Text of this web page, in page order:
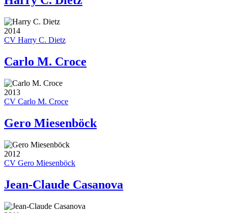
2014
CV Harry C. Dietz
Carlo M. Croce
2013
CV Carlo M. Croce
Gero Miesenböck
2012
CV Gero Miesenböck
Jean-Claude Casanova